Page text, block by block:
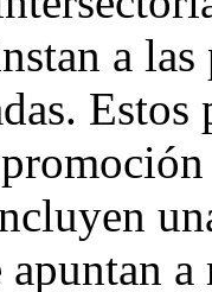
a las
apuntan